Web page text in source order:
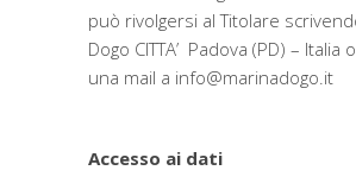
può rivolgersi al Titolare
Dogo CITTA’ Padova (PD) – Italia
una mail a info@marinadogo.it
Accesso ai dati